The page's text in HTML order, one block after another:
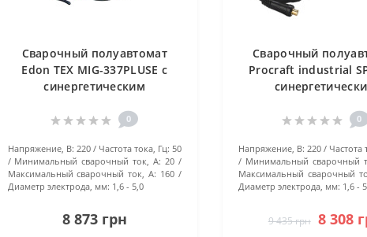
Сварочный полуавтомат
Edon TEX MIG-337PLUSE с
синергетическим
0
Напряжение, В: 220 Частота тока, Гц: 50
Минимальный сварочный ток, А: 20
Максимальный сварочный ток, А: 160
Диаметр электрода, мм: 1,6 - 5,0
8 873 грн
Сварочный
Procraft industrial
0
Напряжение, В: 220 Частота
Минимальный сварочный
Максимальный сварочный
Диаметр электрода, мм: 1,6 -
9 435 грн 8 308